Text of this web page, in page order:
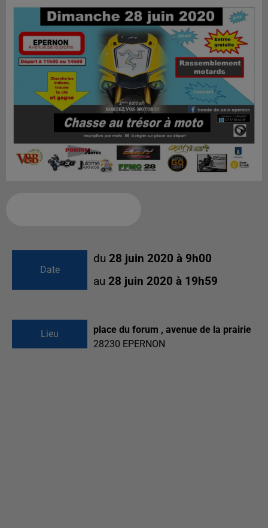
Date
du 28 juin 2020 à 9h00
au 28 juin 2020 à 19h59
Lieu
place du forum , avenue de la prairie
28230 EPERNON